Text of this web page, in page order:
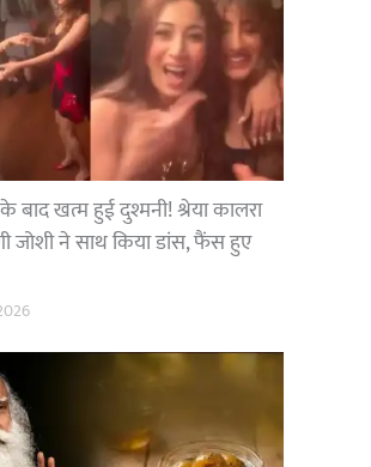
बाद खत्म हुई दुश्मनी! श्रेया कालरा
जोशी ने साथ किया डांस, फैंस हुए